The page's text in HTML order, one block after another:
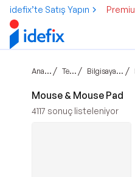
idefix’te Satış Yapın
Ana sayfa / Teknoloji / Bilgisayar ve Tablet /
Mouse & Mouse Pad
4117 sonuç listeleniyor